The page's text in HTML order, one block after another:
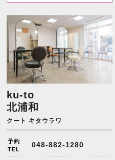
ku-to
北浦和
クート キタウラワ
予約
TEL
048-882-1280